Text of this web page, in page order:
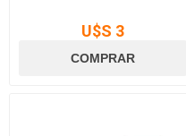
U$S 3